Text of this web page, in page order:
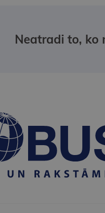
Neatradi to, ko